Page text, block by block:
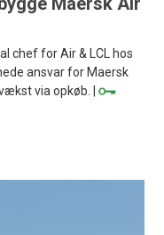
chef for Air & LCL hos
ansvar for Maersk
via opkøb. |